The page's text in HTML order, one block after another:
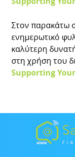
Στον παρακάτω
ενημερωτικό
καλύτερη
στη χρήση του
Supporting